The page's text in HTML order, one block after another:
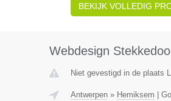
BEKIJK VOLLEDIG
Webdesign
Niet gevestigd in de plaats
Antwerpen» Hemiksem